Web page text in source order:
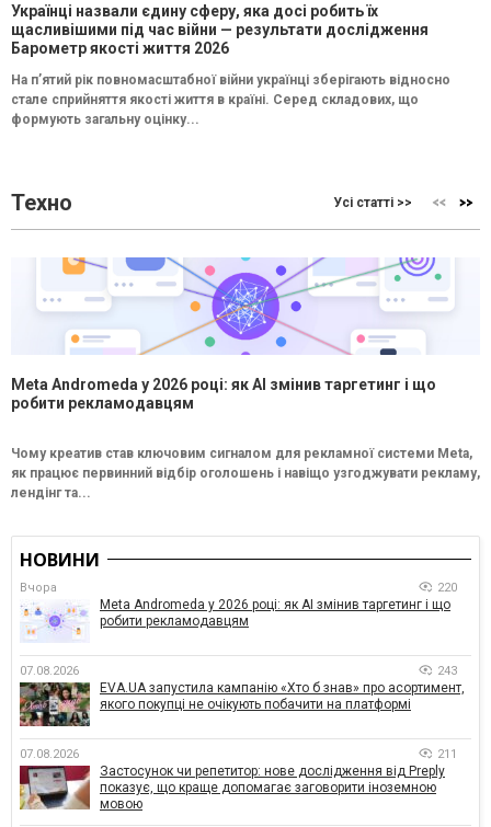
Українці назвали єдину сферу, яка досі робить їх
щасливішими під час війни — результати дослідження
Барометр якості життя 2026
На п’ятий рік повномасштабної війни українці зберігають відносно
стале сприйняття якості життя в країні. Серед складових, що
формують загальну оцінку...
Техно Усі статті >>
Meta Andromeda у 2026 році: як AI змінив таргетинг і що
робити рекламодавцям
Чому креатив став ключовим сигналом для рекламної системи Meta,
як працює первинний відбір оголошень і навіщо узгоджувати рекламу,
лендінг та...
НОВИНИ
Вчора 220
Meta Andromeda у 2026 році: як AI змінив таргетинг і що
робити рекламодавцям
07.08.2026 243
EVA.UA запустила кампанію «Хто б знав» про асортимент,
якого покупці не очікують побачити на платформі
07.08.2026 211
Застосунок чи репетитор: нове дослідження від Preply
показує, що краще допомагає заговорити іноземною
мовою